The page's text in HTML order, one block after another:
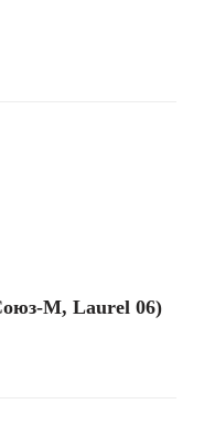
М, Laurel 06)